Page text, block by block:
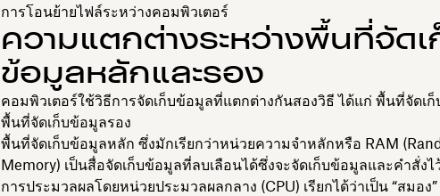
การโอนย้ายไฟล์ระหว่างคอมพิวเตอร์
ความแตกต่างระหว่างพื้นที่จัดเ
ข้อมูลหลักและรอง
คอมพิวเตอร์ใช้วิธีการจัดเก็บข้อมูลที่แตกต่างกันสองวิธี ได้แก่ พื้นที่จัดเ
พื้นที่จัดเก็บข้อมูลรอง
พื้นที่จัดเก็บข้อมูลหลัก ซึ่งมักเรียกว่าหน่วยความจำหลักหรือ RAM
Memory) เป็นสื่อจัดเก็บข้อมูลที่ลบเลือนได้ซึ่งจะจัดเก็บข้อมูลและคำสั่งไ
การประมวลผลโดยหน่วยประมวลผลกลาง (CPU) เรียกได้ว่าเป็น “สมอง